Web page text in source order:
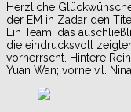
Herzliche
der EM in Zadar den
Ein Team, das
die eindrucksvoll
vorherrscht. Hintere
Yuan Wan; vorne v.l.